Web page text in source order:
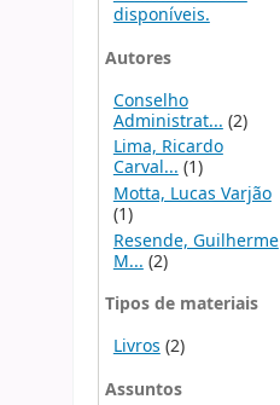
disponíveis.
Autores
Conselho
Administrat... (2)
Lima, Ricardo
Carval...(1)
Motta, Lucas Varjão
(1)
Resende, Guilherme
M... (2)
Tipos de materiais
Livros (2)
Assuntos